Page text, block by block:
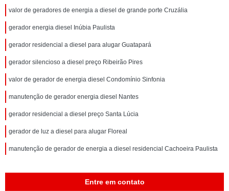
valor de geradores de energia a diesel de grande porte Cruzália
gerador energia diesel Inúbia Paulista
gerador residencial a diesel para alugar Guatapará
gerador silencioso a diesel preço Ribeirão Pires
valor de gerador de energia diesel Condomínio Sinfonia
manutenção de gerador energia diesel Nantes
gerador residencial a diesel preço Santa Lúcia
gerador de luz a diesel para alugar Floreal
manutenção de gerador de energia a diesel residencial Cachoeira Paulista
Entre em contato